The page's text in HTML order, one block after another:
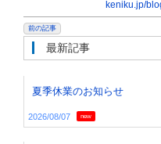
keniku.jp/
前の記事
最新記事
夏季休業のお知らせ
2026/08/07 new